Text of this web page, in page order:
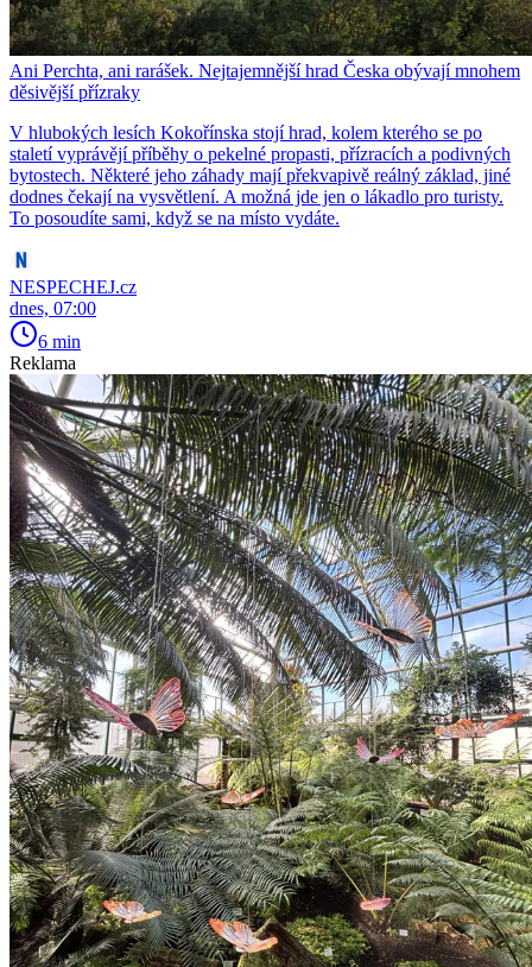
Ani Perchta, ani rarášek. Nejtajemnější hrad Česka obývají mnohem
děsivější přízraky
V hlubokých lesích Kokořínska stojí hrad, kolem kterého se po
staletí vyprávějí příběhy o pekelné propasti, přízracích a podivných
bytostech. Některé jeho záhady mají překvapivě reálný základ, jiné
dodnes čekají na vysvětlení. A možná jde jen o lákadlo pro turisty.
To posoudíte sami, když se na místo vydáte.
NESPECHEJ.cz
dnes, 07:00
6 min
Reklama